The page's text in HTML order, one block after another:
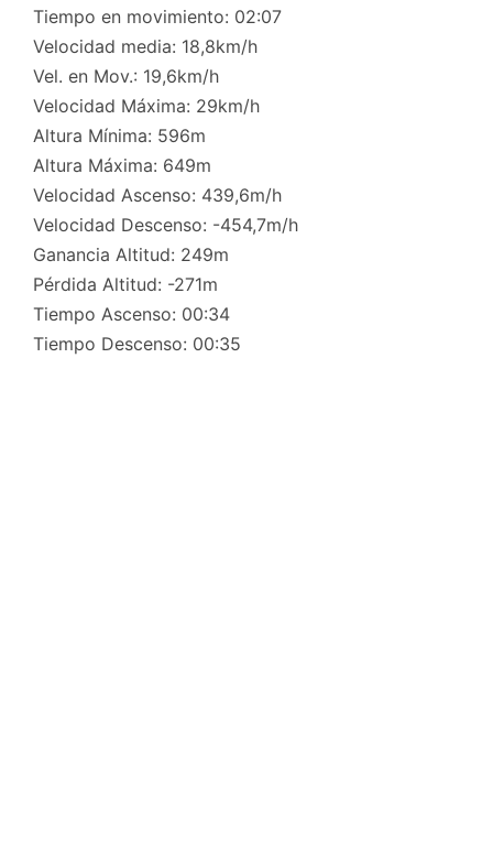
Tiempo en movimiento: 02:07
Velocidad media: 18,8km/h
Vel. en Mov.: 19,6km/h
Velocidad Máxima: 29km/h
Altura Mínima: 596m
Altura Máxima: 649m
Velocidad Ascenso: 439,6m/h
Velocidad Descenso: -454,7m/h
Ganancia Altitud: 249m
Pérdida Altitud: -271m
Tiempo Ascenso: 00:34
Tiempo Descenso: 00:35